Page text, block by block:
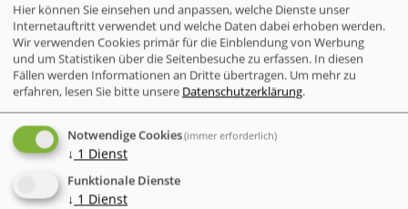
Check Point Research: Brand Phishing
Report Q2 2026
Mac-Nutzer sind häufiger von
Cyberattacken betroffen als Windows-
Nutzer
entscheidend sind
Hier können Sie einsehen und anpassen, welche Dienste unser
Internetauftritt verwendet und welche Daten dabei erhoben werden.
Wir verwenden Cookies primär für die Einblendung von Werbung
und um Statistiken über die Seitenbesuche zu erfassen. In diesen
Fällen werden Informationen an Dritte übertragen. Um mehr zu
erfahren, lesen Sie bitte unsere Datenschutzerklärung.
Notwendige Cookies(immer erforderlich)
↓ 1 Dienst
Funktionale Dienste
↓ 1 Dienst